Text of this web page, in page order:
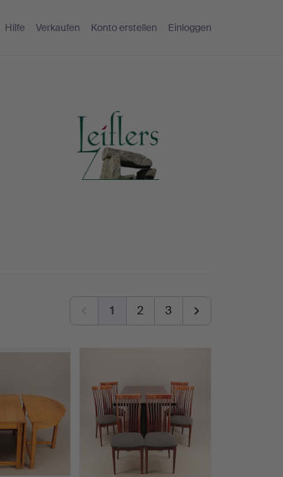
Hilfe Verkaufen Konto erstellen Einloggen
1 2 3